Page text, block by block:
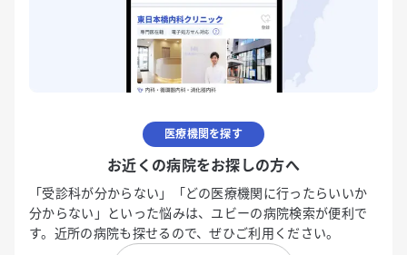
医療機関を探す
お近くの病院をお探しの方へ
「受診科が分からない」「どの医療機関に行ったらいいか
分からない」といった悩みは、ユビーの病院検索が便利で
す。近所の病院も探せるので、ぜひご利用ください。